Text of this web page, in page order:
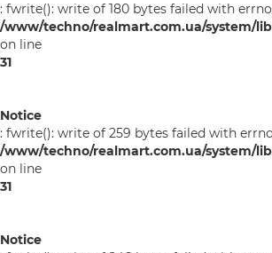
: fwrite(): write of 180 bytes failed with
/www/techno/realmart.com.ua/system/
on line
31
Notice
: fwrite(): write of 259 bytes failed with
/www/techno/realmart.com.ua/system/
on line
31
Notice